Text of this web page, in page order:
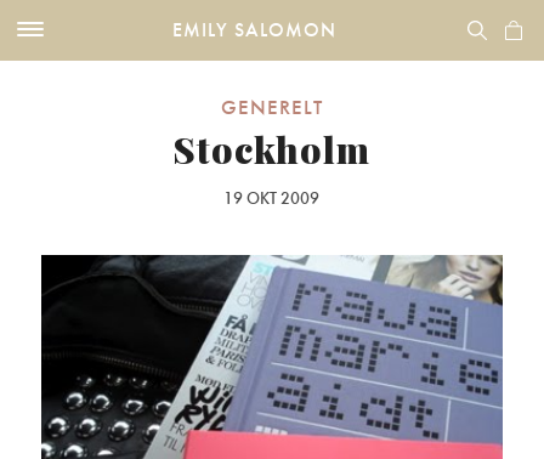
EMILY SALOMON
GENERELT
Stockholm
19 OKT 2009